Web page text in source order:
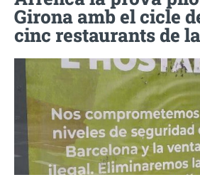
Girona amb el cicle
cinc restaurants de